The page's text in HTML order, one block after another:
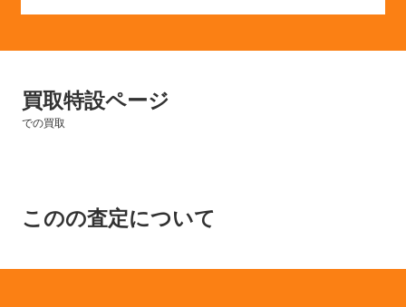
買取特設ページ
での買取
このの査定について